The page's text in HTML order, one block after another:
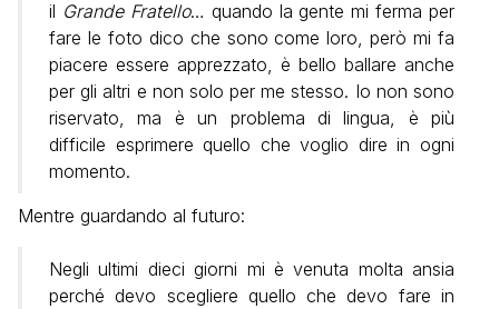
il Grande Fratello… quando la gente mi ferma per
fare le foto dico che sono come loro, però mi fa
piacere essere apprezzato, è bello ballare anche
per gli altri e non solo per me stesso. Io non sono
riservato, ma è un problema di lingua, è più
difficile esprimere quello che voglio dire in ogni
momento.
Mentre guardando al futuro:
Negli ultimi dieci giorni mi è venuta molta ansia
perché devo scegliere quello che devo fare in